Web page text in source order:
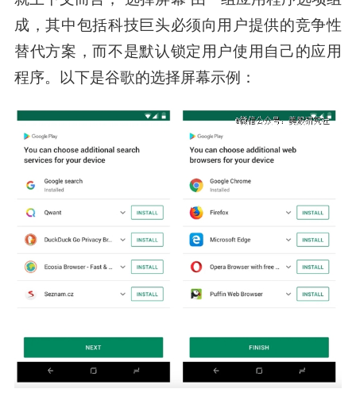
成，其中包括科技巨头必须向用户提供的竞争性
替代方案，而不是默认锁定用户使用自己的应用
程序。以下是谷歌的选择屏幕示例：